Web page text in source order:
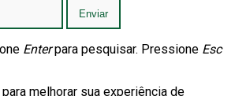
Enviar
Enterpara pesquisar. Pressione Esc
melhorar sua experiência de